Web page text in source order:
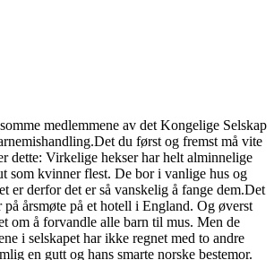
medlemmene av det Kongelige Selskap
du først og fremst må vite
dette: Virkelige hekser har helt alminnelige
som kvinner flest. De bor i vanlige hus og
er derfor det er så vanskelig å fange dem.Det
på årsmøte på et hotell i England. Og øverst
om å forvandle alle barn til mus. Men de
i selskapet har ikke regnet med to andre
en gutt og hans smarte norske bestemor.